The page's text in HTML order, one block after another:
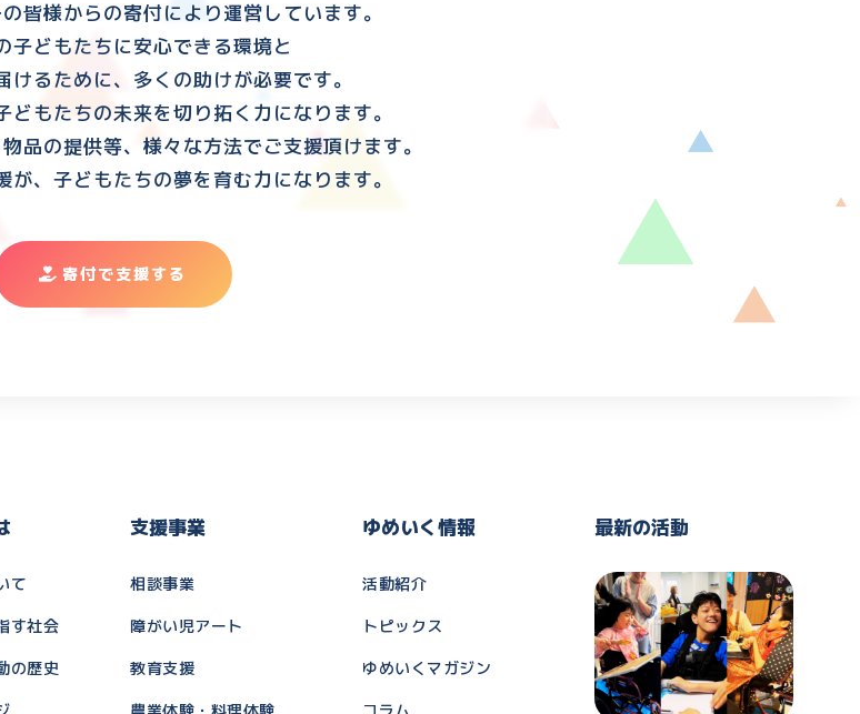
皆様からの寄付により運営しています。
子どもたちに安心できる環境と
けるために、多くの助けが必要です。
どもたちの未来を切り拓く力になります。
品の提供等、様々な方法でご支援頂けます。
が、子どもたちの夢を育む力になります。
寄付で支援する
て
す社会
の歴史
支援事業
相談事業
障がい児アート
教育支援
ゆめいく情報
活動紹介
トピックス
ゆめいくマガジン
最新の活動